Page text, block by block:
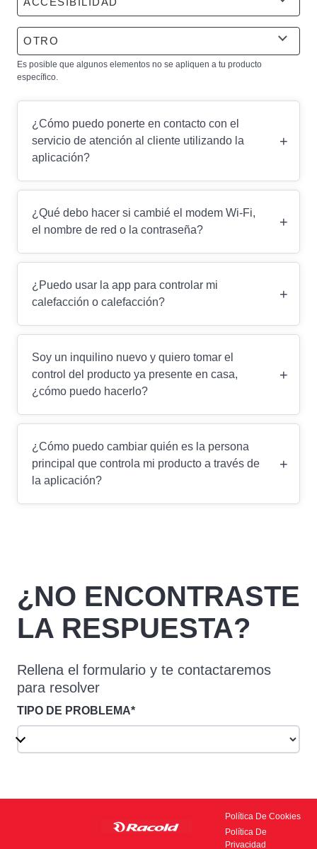
OTRO
Es posible que algunos elementos no se apliquen a tu producto
específico.
¿Cómo puedo ponerte en contacto con el
servicio de atención al cliente utilizando la
aplicación?
+
¿Qué debo hacer si cambié el modem Wi-Fi,
el nombre de red o la contraseña?
+
¿Puedo usar la app para controlar mi
calefacción o calefacción?
+
Soy un inquilino nuevo y quiero tomar el
control del producto ya presente en casa,
¿cómo puedo hacerlo?
+
¿Cómo puedo cambiar quién es la persona
principal que controla mi producto a través de
la aplicación?
+
¿NO ENCONTRASTE
LA RESPUESTA?
Rellena el formulario y te contactaremos
para resolver
TIPO DE PROBLEMA*
Política De Cookies
Política De
Privacidad